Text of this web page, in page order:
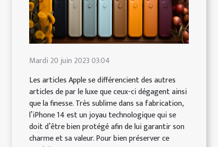
Mardi 20 juin 2023 03:04
Les articles Apple se différencient des autres
articles de par le luxe que ceux-ci dégagent ainsi
que la finesse. Très sublime dans sa fabrication,
l’iPhone 14 est un joyau technologique qui se
doit d’être bien protégé afin de lui garantir son
charme et sa valeur. Pour bien préserver ce